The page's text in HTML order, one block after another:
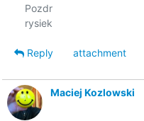
Pozdr
Reply
attachment
Maciej Kozlowski